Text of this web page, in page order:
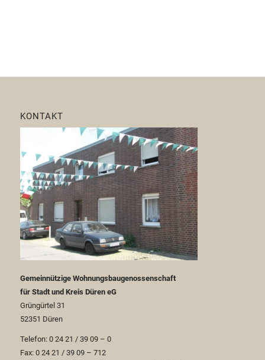
KONTAKT
Gemeinnützige Wohnungsbaugenossenschaft
für Stadt und Kreis Düren eG
Grüngürtel 31
52351 Düren
Telefon: 0 24 21 / 39 09 – 0
Fax: 0 24 21 / 39 09 – 712